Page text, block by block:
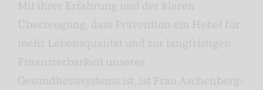
Mit ihrer Erfahrung und der klaren
Überzeugung, dass Prävention ein Hebel für
mehr Lebensqualität und zur langfristigen
Finanzierbarkeit unseres
Gesundheitssystems ist, ist Frau Aschenberg-